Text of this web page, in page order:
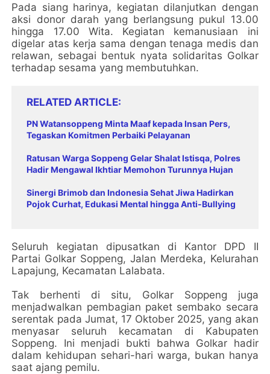
Pada siang harinya, kegiatan dilanjutkan dengan
aksi donor darah yang berlangsung pukul 13.00
hingga 17.00 Wita. Kegiatan kemanusiaan ini
digelar atas kerja sama dengan tenaga medis dan
relawan, sebagai bentuk nyata solidaritas Golkar
terhadap sesama yang membutuhkan.
RELATED ARTICLE
PN Watansoppeng Minta Maaf kepada Insan Pers,
Tegaskan Komitmen Perbaiki Pelayanan
Ratusan Warga Soppeng Gelar Shalat Istisqa, Polres
Hadir Mengawal Ikhtiar Memohon Turunnya Hujan
Sinergi Brimob dan Indonesia Sehat Jiwa Hadirkan
Pojok Curhat, Edukasi Mental hingga Anti-Bullying
Seluruh kegiatan dipusatkan di Kantor DPD II
Partai Golkar Soppeng, Jalan Merdeka, Kelurahan
Lapajung, Kecamatan Lalabata.
Tak berhenti di situ, Golkar Soppeng juga
menjadwalkan pembagian paket sembako secara
serentak pada Jumat, 17 Oktober 2025, yang akan
menyasar seluruh kecamatan di Kabupaten
Soppeng. Ini menjadi bukti bahwa Golkar hadir
dalam kehidupan sehari-hari warga, bukan hanya
saat ajang pemilu.